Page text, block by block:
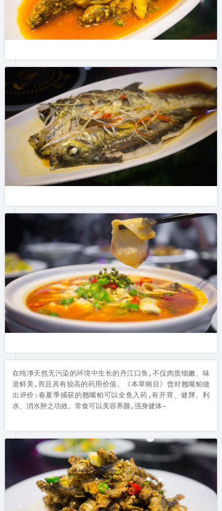
在纯净天然无污染的环境中生长的丹江口鱼,不仅肉质细嫩、味
道鲜美,而且具有较高的药用价值。《本草纲目》曾对翘嘴鲌做
出评价:春夏季捕获的翘嘴鲌可以全鱼入药,有开胃、健脾、利